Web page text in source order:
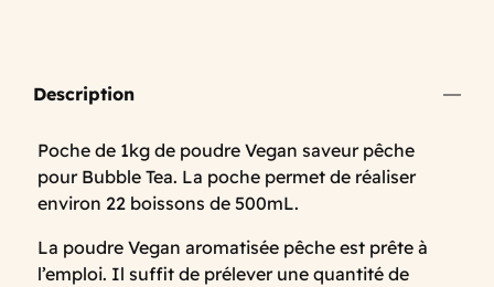
Description
Poche de 1kg de poudre Vegan saveur pêche
pour Bubble Tea. La poche permet de réaliser
environ 22 boissons de 500mL.
La poudre Vegan aromatisée pêche est prête à
l’emploi. Il suffit de prélever une quantité de